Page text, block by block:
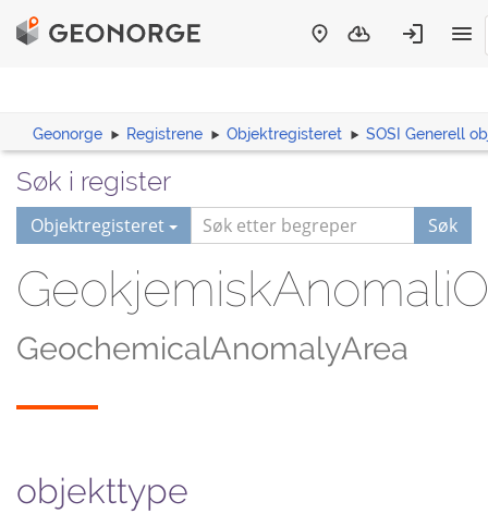
Geonorge Registrene Objektregisteret SOSI Generell
Søk i register
Objektregisteret Søk
GeochemicalAnomalyArea
objekttype